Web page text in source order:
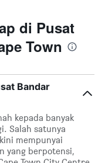
di Pusat
Town
Bandar
kepada banyak
Salah satunya
mempunyai
yang berpotensi,